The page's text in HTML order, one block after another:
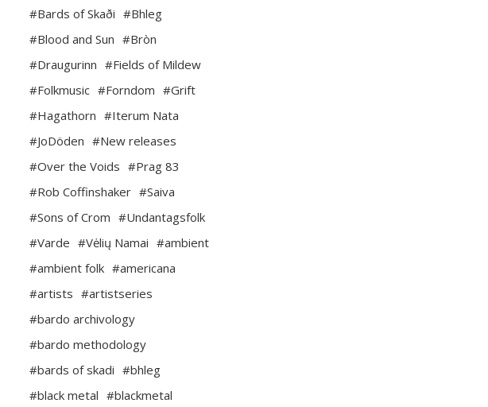
#Bards of Skaði #Bhleg
#Blood and Sun #Bròn
#Draugurinn #Fields of Mildew
#Folkmusic #Forndom #Grift
#Hagathorn #Iterum Nata
#JoDöden #New releases
#Over the Voids #Prag 83
#Rob Coffinshaker #Saiva
#Sons of Crom #Undantagsfolk
#Varde #Vėlių Namai #ambient
#ambient folk #americana
#artists #artistseries
#bardo archivology
#bardo methodology
#bards of skadi #bhleg
#black metal #blackmetal